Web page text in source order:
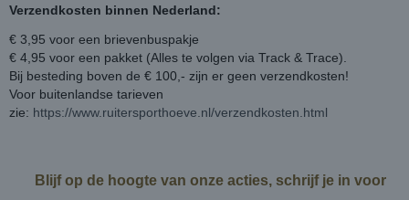
Verzendkosten binnen Nederland:
€ 3,95 voor een brievenbuspakje
€ 4,95 voor een pakket (Alles te volgen via Track & Trace).
Bij besteding boven de € 100,- zijn er geen verzendkosten!
Voor buitenlandse tarieven
zie: https://www.ruitersporthoeve.nl/verzendkosten.html
Blijf op de hoogte van onze acties, schrijf je in voor